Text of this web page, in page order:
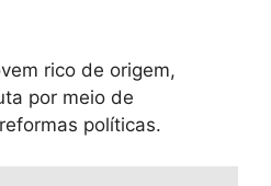
rico de origem,
por meio de
políticas.